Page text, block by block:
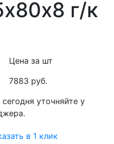
г/к
Цена за шт
7883 руб.
уточняйте у
в 1 клик